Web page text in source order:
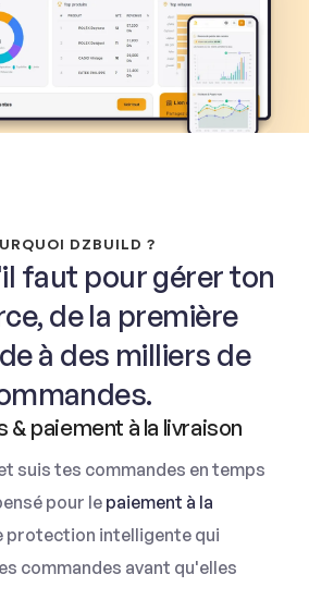
DZBUILD ?
faut pour gérer ton
de la première
à des milliers de
& paiement à la livraison
suis tes commandes en temps
pour le paiement à la
protection intelligente qui
commandes avant qu'elles